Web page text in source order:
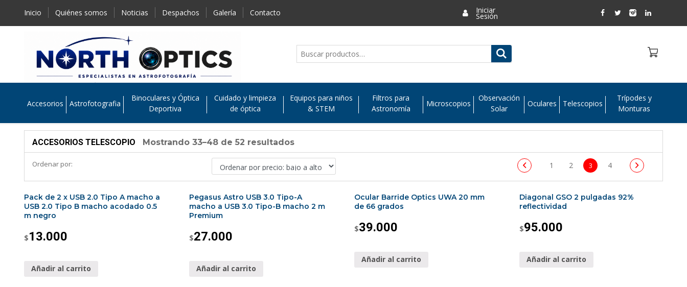
Inicio Quiénes somos Noticias Despachos Galería Contacto Iniciar
Sesión
Accesorios Astrofotografia
Binoculares y Óptica
Deportiva
Cuidado y limpieza
de óptica
Equipos para niños
& STEM
Filtros para
Astronomía
Microscopios
Observación
Solar
Oculares Telescopios
Trípodes y
Monturas
ACCESORIOS TELESCOPIO Mostrando 33–48 de 52 resultados
Ordenar por: 1 2 3 4
Pack de 2 x USB 2.0 Tipo A macho a
USB 2.0 Tipo B macho acodado 0.5
m negro
$13.000
Añadir al carrito
Pegasus Astro USB 3.0 Tipo-A
macho a USB 3.0 Tipo-B macho 2 m
Premium
$27.000
Añadir al carrito
Ocular Barride Optics UWA 20 mm
de 66 grados
$39.000
Añadir al carrito
Diagonal GSO 2 pulgadas 92%
reflectividad
$95.000
Añadir al carrito